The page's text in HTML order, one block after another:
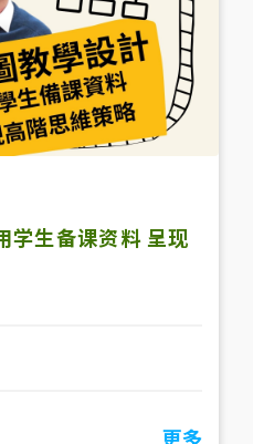
学生备课资料 呈现
更多